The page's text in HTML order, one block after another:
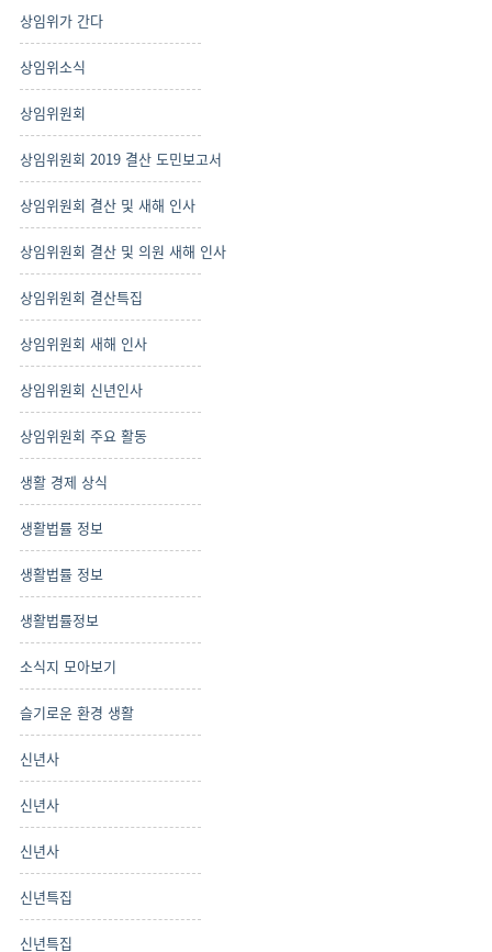
상임위가 간다
상임위소식
상임위원회
상임위원회 2019 결산 도민보고서
상임위원회 결산 및 새해 인사
상임위원회 결산 및 의원 새해 인사
상임위원회 결산특집
상임위원회 새해 인사
상임위원회 신년인사
상임위원회 주요 활동
생활 경제 상식
생활법률 정보
생활법률 정보
생활법률정보
소식지 모아보기
슬기로운 환경 생활
신년사
신년사
신년사
신년특집
신년특집